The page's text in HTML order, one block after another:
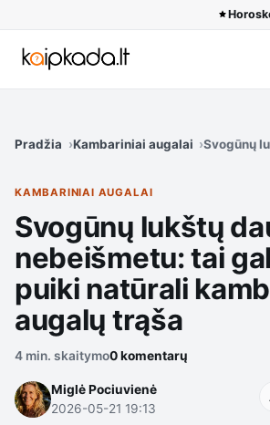
Pradžia Kambariniai augalai Svogūnų
KAMBARINIAI AUGALAI
Svogūnų lukštų
nebeišmetu: tai
puiki natūrali
augalų trąša
4 min. skaitymo0 komentarų
Miglė Pociuvienė
2026-05-21 19:13